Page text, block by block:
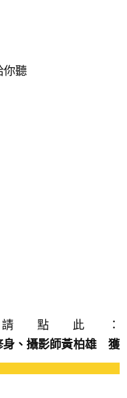
你聽
點此：
身、攝影師黃柏雄 獲